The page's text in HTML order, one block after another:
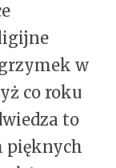
w
co roku
to
pięknych